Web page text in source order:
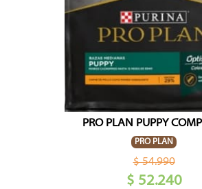
PRO PLAN PUPPY
PRO PLAN
$ 54.990
$ 52.240